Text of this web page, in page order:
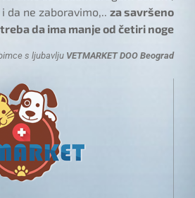
da ne zaboravimo,..za savršeno
da ima manje od četiri noge
s ljubavlju VETMARKET DOO Beograd